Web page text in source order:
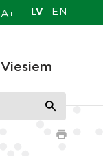
A+ LV EN
Viesiem